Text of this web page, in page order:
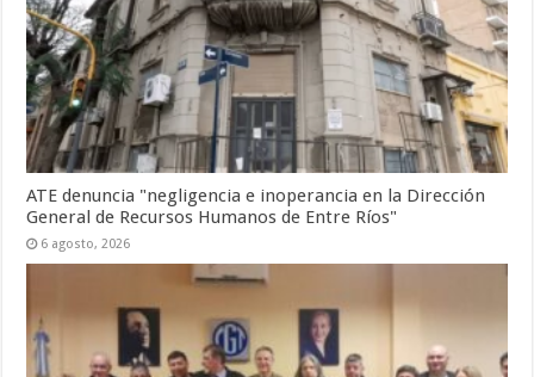
ATE denuncia "negligencia e inoperancia en la Dirección
General de Recursos Humanos de Entre Ríos"
6 agosto, 2026